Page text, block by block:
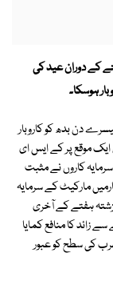
کے دوران عید کی
دن بدھ کو کاروبار
موقع پر کے ایس ای
سرمایہ کاروں نے مثبت
کی۔ مجموعی طور پر3 روزہ کاروبارمیں مارکیٹ کے سرمایہ
گزشتہ ہفتے کے آخری
کاروں نے ایک کھرب40 ارب روپے سے زائد کا منافع کمایا
مارکیٹ کا مجموعی سرمایہ بڑھتاہوا 57 کھرب کی سطح کو عبور